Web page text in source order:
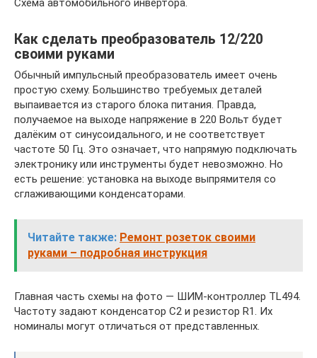
Схема автомобильного инвертора.
Как сделать преобразователь 12/220
своими руками
Обычный импульсный преобразователь имеет очень
простую схему. Большинство требуемых деталей
выпаивается из старого блока питания. Правда,
получаемое на выходе напряжение в 220 Вольт будет
далёким от синусоидального, и не соответствует
частоте 50 Гц. Это означает, что напрямую подключать
электронику или инструменты будет невозможно. Но
есть решение: установка на выходе выпрямителя со
сглаживающими конденсаторами.
Читайте также: Ремонт розеток своими
руками – подробная инструкция
Главная часть схемы на фото — ШИМ-контроллер TL494.
Частоту задают конденсатор C2 и резистор R1. Их
номиналы могут отличаться от представленных.